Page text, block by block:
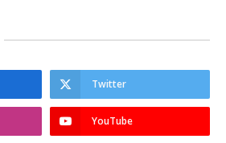
Twitter
YouTube